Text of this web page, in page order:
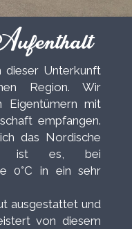
dieser Unterkunft
Region. Wir
mit
empfangen.
das Nordische
ist es, bei
0°C in ein sehr
ausgestattet und
von diesem